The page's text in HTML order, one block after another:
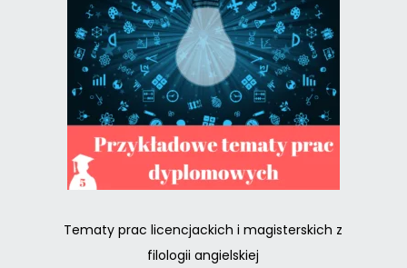
Tematy prac licencjackich i magisterskich z
filologii angielskiej